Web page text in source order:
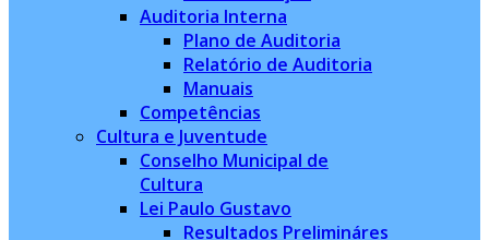
Auditoria Interna
Plano de Auditoria
Relatório de Auditoria
Manuais
Competências
Cultura e Juventude
Conselho Municipal de
Cultura
Lei Paulo Gustavo
Resultados Prelimináres